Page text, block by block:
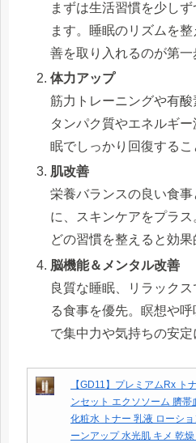
まずは生活習慣を少し
ます。睡眠のリズムを
善を取り入れるのが第一
体力アップ
筋力トレーニングや有酸
タンパク質やエネルギ
眠でしっかり回復するこ
肌改善
栄養バランスの良い食
に、スキンケアをプラ
どの習慣を整えると効果
脳機能＆メンタル改善
良質な睡眠、リラック
る食事を優先。瞑想や
で集中力や気持ちの安定
【GD11】プレミアムRx ト
ンセット エクソソーム 臍帯
化粧水 トナー 乳液 ローショ
ーンアップ 水光肌 キメ 乾